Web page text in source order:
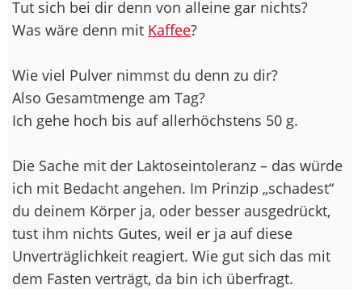
Tut sich bei dir denn von alleine gar nichts?
Was wäre denn mit Kaffee?
Wie viel Pulver nimmst du denn zu dir?
Also Gesamtmenge am Tag?
Ich gehe hoch bis auf allerhöchstens 50 g.
Die Sache mit der Laktoseintoleranz – das würde
ich mit Bedacht angehen. Im Prinzip „schadest“
du deinem Körper ja, oder besser ausgedrückt,
tust ihm nichts Gutes, weil er ja auf diese
Unverträglichkeit reagiert. Wie gut sich das mit
dem Fasten verträgt, da bin ich überfragt.